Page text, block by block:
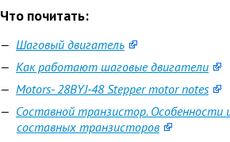
Что почитать:
Шаговый двигатель
Как работают шаговые двигатели
Motors- 28BYJ-48 Stepper motor notes
Составной транзистор. Особенности
составных транзисторов